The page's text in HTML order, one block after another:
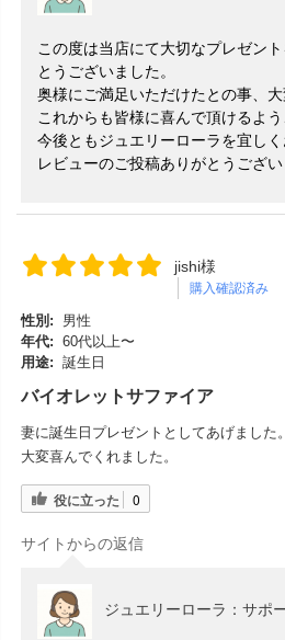
この度は当店にて大切なプレゼン
とうございました。
奥様にご満足いただけたとの事、大
これからも皆様に喜んで頂けるよう
今後ともジュエリーローラを宜しく
レビューのご投稿ありがとうござい
jishi様
購入確認済み
性別:
男性
年代: 60代以上〜
用途: 誕生日
バイオレットサファイア
妻に誕生日プレゼントとしてあげました。
大変喜んでくれました。
役に立った 0
サイトからの返信
ジュエリーローラ：サポ